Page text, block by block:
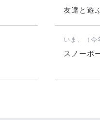
友達と遊
いま、（今
スノーボ